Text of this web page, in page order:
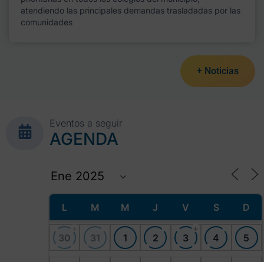
atendiendo las principales demandas trasladadas por las
comunidades
+ Noticias
Eventos a seguir
AGENDA
L M M J V S D
30 31 1 2 3
+
4 5